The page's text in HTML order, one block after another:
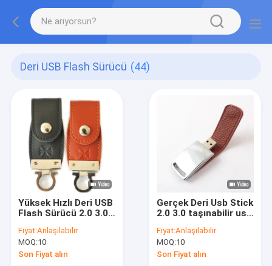
Deri USB Flash Sürücü (44)
Yüksek Hızlı Deri USB
Flash Sürücü 2.0 3.0
256GB Kabartma
Logo
Fiyat:Anlaşılabilir
MOQ:10
Son Fiyat alın
Gerçek Deri Usb Stick
2.0 3.0 taşınabilir usb
30MB/S
Fiyat:Anlaşılabilir
MOQ:10
Son Fiyat alın